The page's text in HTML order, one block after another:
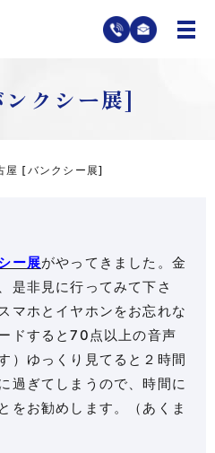
クシー展]
屋 [バンクシー展]
ー展がやってきました。金
是非見に行ってみて下さ
マホとイヤホンをお忘れな
ドすると70点以上の音声
）ゆっくり見てると２時間
過ぎてしまうので、時間に
をお勧めします。（あくま